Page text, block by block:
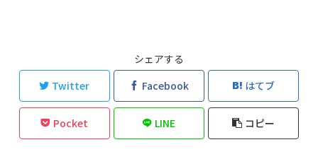
シェアする
Twitter
Facebook はてブ
Pocket LINE コピー